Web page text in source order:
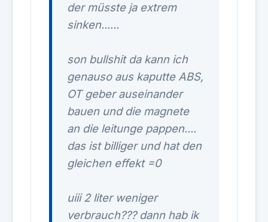
der müsste ja extrem
sinken......
son bullshit da kann ich
genauso aus kaputte ABS,
OT geber auseinander
bauen und die magnete
an die leitunge pappen....
das ist billiger und hat den
gleichen effekt =0
uiii 2 liter weniger
verbrauch??? dann hab ik